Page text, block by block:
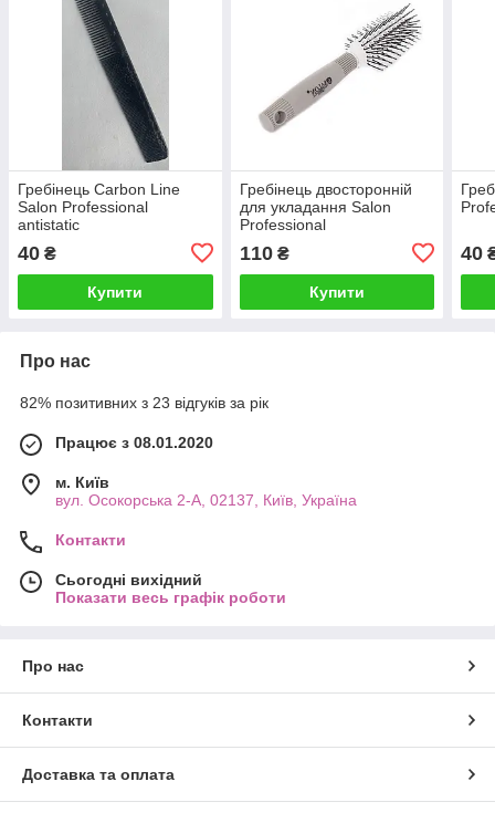
Гребінець Carbon Line
Salon Professional
antistatic
40 ₴
Купити
Гребінець двосторонній
для укладання Salon
Professional
110₴
Купити
40
Про нас
82% позитивних з 23 відгуків за рік
Працює з 08.01.2020
м. Київ
вул. Осокорська 2-А, 02137, Київ, Україна
Контакти
Сьогодні вихідний
Показати весь графік роботи
Про нас
Контакти
Доставка та оплата